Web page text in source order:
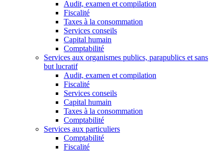
Audit, examen et compilation
Fiscalité
Taxes à la consommation
Services conseils
Capital humain
Comptabilité
Services aux organismes publics, parapublics et sans
but lucratif
Audit, examen et compilation
Fiscalité
Services conseils
Capital humain
Taxes à la consommation
Comptabilité
Services aux particuliers
Comptabilité
Fiscalité